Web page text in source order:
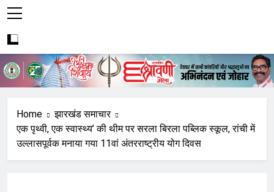
Home
झारखंड समाचार
एक पृथ्वी, एक स्वास्थ्य’ की थीम पर सरला बिरला पब्लिक स्कूल, रांची में
उल्लासपूर्वक मनाया गया 11वां अंतरराष्ट्रीय योग दिवस